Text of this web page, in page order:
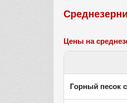
Цены на
Горный песок